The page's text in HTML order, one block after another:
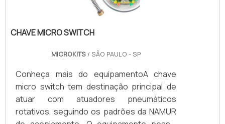
CHAVE MICRO SWITCH
MICROKITS/ SÃO PAULO - SP
Conheça mais do equipamentoA chave
micro switch tem destinação principal de
atuar com atuadores pneumáticos
rotativos, seguindo os padrões da NAMUR